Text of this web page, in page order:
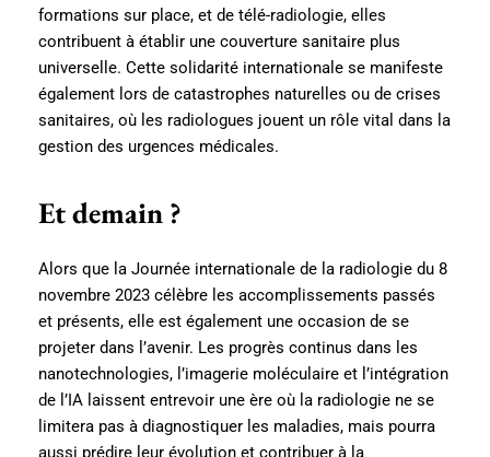
formations sur place, et de télé-radiologie, elles
contribuent à établir une couverture sanitaire plus
universelle. Cette solidarité internationale se manifeste
également lors de catastrophes naturelles ou de crises
sanitaires, où les radiologues jouent un rôle vital dans la
gestion des urgences médicales.
Et demain ?
Alors que la Journée internationale de la radiologie du 8
novembre 2023 célèbre les accomplissements passés
et présents, elle est également une occasion de se
projeter dans l’avenir. Les progrès continus dans les
nanotechnologies, l’imagerie moléculaire et l’intégration
de l’IA laissent entrevoir une ère où la radiologie ne se
limitera pas à diagnostiquer les maladies, mais pourra
aussi prédire leur évolution et contribuer à la